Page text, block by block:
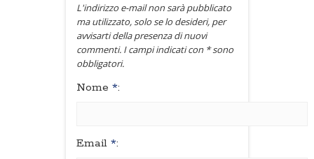
L'indirizzo e-mail non sarà pubblicato
ma utilizzato, solo se lo desideri, per
avvisarti della presenza di nuovi
commenti. I campi indicati con * sono
obbligatori.
Nome *:
Email *: